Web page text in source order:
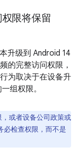
限将保留
升级到 Android 14
的完整访问权限，
为取决于在设备升
组权限。
或者设备公司政策或
必检查权限，而不是